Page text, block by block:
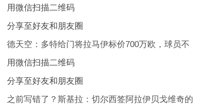
用微信扫描二维码
分享至好友和朋友圈
德天空：多特给门将拉马伊标价700万欧，球员不
用微信扫描二维码
分享至好友和朋友圈
之前写错了？斯基拉：切尔西签阿拉伊贝戈维奇的